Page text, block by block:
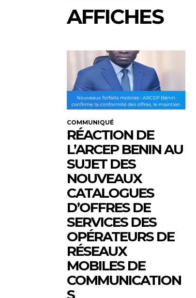
AFFICHES
COMMUNIQUÉ
RÉACTION DE
L’ARCEP BENIN AU
SUJET DES
NOUVEAUX
CATALOGUES
D’OFFRES DE
SERVICES DES
OPÉRATEURS DE
RÉSEAUX
MOBILES DE
COMMUNICATION